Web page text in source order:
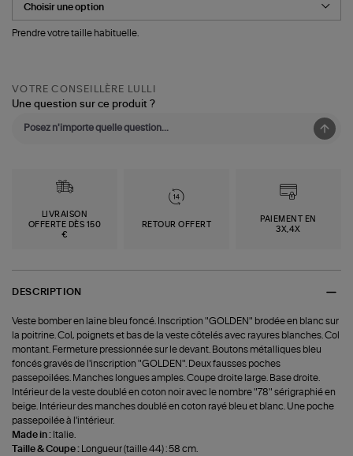
Foncé
Prendre votre taille habituelle.
VOTRE CONSEILLÈRE LULLI
Une question sur ce produit ?
LIVRAISON
OFFERTE DÈS 150
€
RETOUR OFFERT
PAIEMENT EN
3X,4X
DESCRIPTION
Veste bomber en laine bleu foncé. Inscription "GOLDEN" brodée en blanc sur
la poitrine. Col, poignets et bas de la veste côtelés avec rayures blanches. Col
montant. Fermeture pressionnée sur le devant. Boutons métalliques bleu
foncés gravés de l'inscription "GOLDEN". Deux fausses poches
passepoilées. Manches longues amples. Coupe droite large. Base droite.
Intérieur de la veste doublé en coton noir avec le nombre "78" sérigraphié en
beige. Intérieur des manches doublé en coton rayé bleu et blanc. Une poche
passepoilée à l'intérieur.
Made in : Italie.
Taille & Coupe :
Longueur (taille 44) : 58 cm.